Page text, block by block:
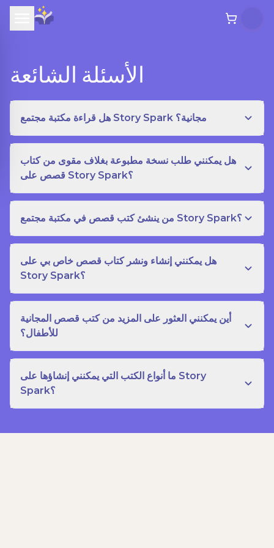
الأسئلة الشائعة
هل قراءة مكتبة مجتمع Story Spark مجانية؟
هل يمكنني طلب نسخة مطبوعة بغلاف مقوى من كتاب
قصص على Story Spark؟
من ينشئ كتب قصص في مكتبة مجتمع Story Spark؟
هل يمكنني إنشاء ونشر كتاب قصص خاص بي على
Story Spark؟
أين يمكنني العثور على المزيد من كتب قصص المجانية
للأطفال؟
ما أنواع الكتب التي يمكنني إنشاؤها على Story
Spark؟